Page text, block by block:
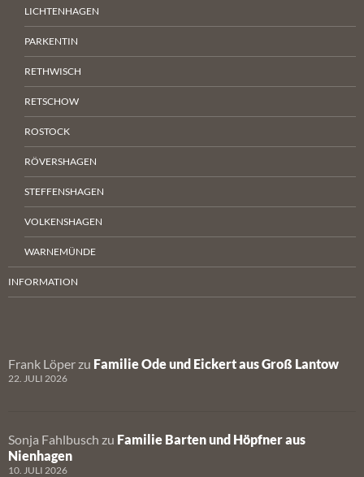
LICHTENHAGEN
PARKENTIN
RETHWISCH
RETSCHOW
ROSTOCK
RÖVERSHAGEN
STEFFENSHAGEN
VOLKENSHAGEN
WARNEMÜNDE
INFORMATION
Frank Löper zu Familie Ode und Eickert aus Groß Lantow
22. JULI 2026
Sonja Fahlbusch zu Familie Barten und Höpfner aus
Nienhagen
10. JULI 2026